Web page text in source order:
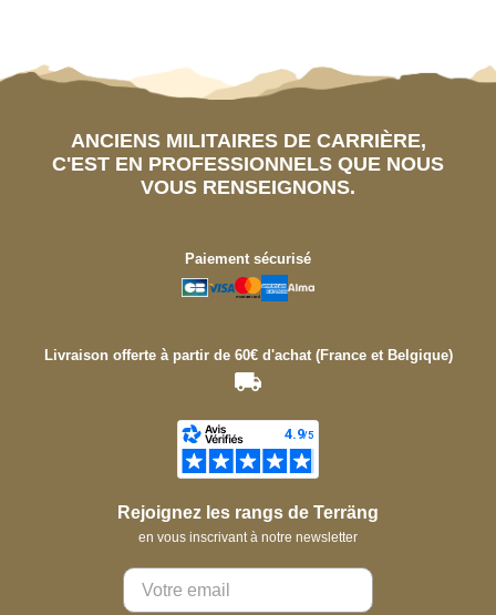
ANCIENS MILITAIRES DE CARRIÈRE,
C'EST EN PROFESSIONNELS QUE NOUS
VOUS RENSEIGNONS.
Paiement sécurisé
Livraison offerte à partir de 60€ d'achat (France et Belgique)
Rejoignez les rangs de Terräng
en vous inscrivant à notre newsletter